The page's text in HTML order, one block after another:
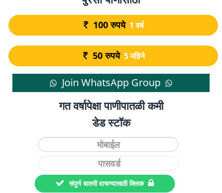
100 रुपये 1 वर्ष
50 रुपये 5 महिने
Join WhatsApp Group
गत वर्षापेक्षा पाणीपातळी कमी
डेड स्टॉक
संपूर्ण बातमी वाचण्यासाठी क्लिक